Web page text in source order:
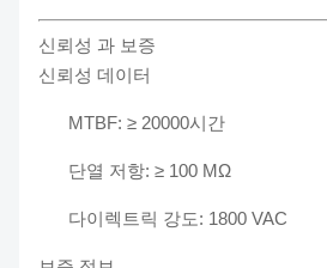
신뢰성 과 보증
신뢰성 데이터
MTBF: ≥ 20000시간
단열 저항: ≥ 100 MΩ
다이렉트릭 강도: 1800 VAC